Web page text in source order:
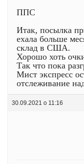
ППС
Итак, посылка
ехала больше
склад в США.
Хорошо хоть
Так что пока
Мист экспресс
отслеживание
30.09.2021 о 11:16